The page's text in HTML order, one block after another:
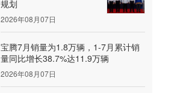
规划
2026年08月07日
宝腾7月销量为1.8万辆，1-7月累计销
量同比增长38.7%达11.9万辆
2026年08月07日